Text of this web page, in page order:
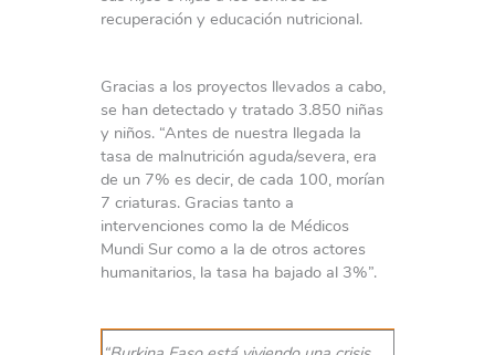
recuperación y educación nutricional.
Gracias a los proyectos llevados a cabo,
se han detectado y tratado 3.850 niñas
y niños. “Antes de nuestra llegada la
tasa de malnutrición aguda/severa, era
de un 7% es decir, de cada 100, morían
7 criaturas. Gracias tanto a
intervenciones como la de Médicos
Mundi Sur como a la de otros actores
humanitarios, la tasa ha bajado al 3%”.